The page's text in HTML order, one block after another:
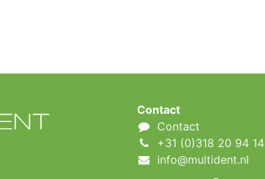
Contact
Contact
+31 (0)318 20 94 14
info@multident.nl